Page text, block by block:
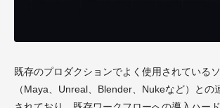
既存のプロダクションでよく使用されている
（Maya、Unreal、Blender、Nukeなど）との